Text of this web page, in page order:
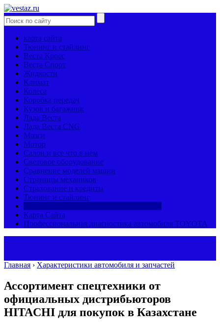
карта сайта
Тюнинг и стайлинг
Веста Кросс
Веста Спорт
Жидкости
Климат
Колеса
Коробка передач
Кузов и багажник
Лада Веста
Лада Веста CNG
Мозги
Мотор
Салон и все что в нем
Световое оборудование
Сравнение моделей машин
Страницы механиков
Страхование и кредиты
Тюнинг и стайлинг
Карта Сайта
Профессиональная диагностика автомобиля TOYOTA
Главная › Характеристики автомобиля и запчастей
Ассортимент спецтехники от
официальных дистрибьюторов
HITACHI для покупок в Казахстане